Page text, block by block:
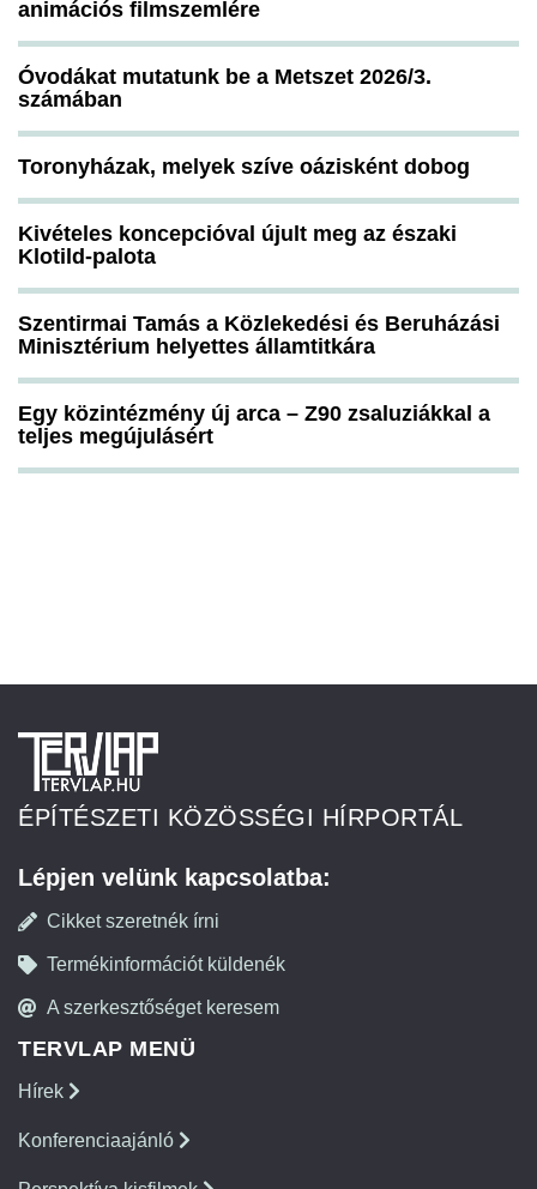
animációs filmszemlére
Óvodákat mutatunk be a Metszet 2026/3.
számában
Toronyházak, melyek szíve oázisként dobog
Kivételes koncepcióval újult meg az északi
Klotild-palota
Szentirmai Tamás a Közlekedési és Beruházási
Minisztérium helyettes államtitkára
Egy közintézmény új arca – Z90 zsaluziákkal a
teljes megújulásért
ÉPÍTÉSZETI KÖZÖSSÉGI HÍRPORTÁL
Lépjen velünk kapcsolatba:
Cikket szeretnék írni
Termékinformációt küldenék
A szerkesztőséget keresem
TERVLAP MENÜ
Hírek
Konferenciaajánló